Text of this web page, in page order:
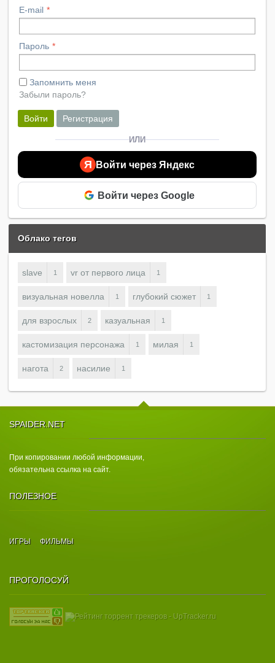
E-mail
Пароль
Запомнить меня
Забыли пароль?
Войти Регистрация
ИЛИ
Я Войти через Яндекс
Войти через Google
Облако тегов
slave 1 vr от первого лица 1
визуальная новелла 1 глубокий сюжет 1
для взрослых 2 казуальная 1
кастомизация персонажа 1 милая 1
нагота 2 насилие 1
SPAIDER.NET
При копировании любой информации,
обязательна ссылка на сайт.
ПОЛЕЗНОЕ
ИГРЫ ФИЛЬМЫ
ПРОГОЛОСУЙ